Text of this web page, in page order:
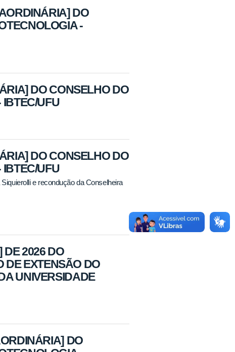
DO
-
DO CONSELHO DO
IBTEC/UFU
DO CONSELHO DO
IBTEC/UFU
e recondução da Conselheira
DE 2026 DO
DE EXTENSÃO DO
UNIVERSIDADE
DO